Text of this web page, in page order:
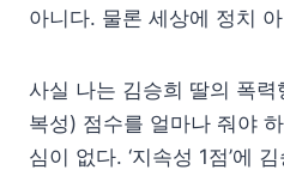
아니다. 물론 세상에 정치
사실 나는 김승희 딸의 폭
복성) 점수를 얼마나 줘야
심이 없다. ‘지속성 1점’에